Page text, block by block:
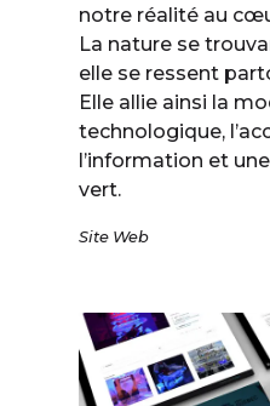
notre réalité au
La nature se
elle se ressent
Elle allie ainsi la
technologique,
l’information et
vert.
Site Web